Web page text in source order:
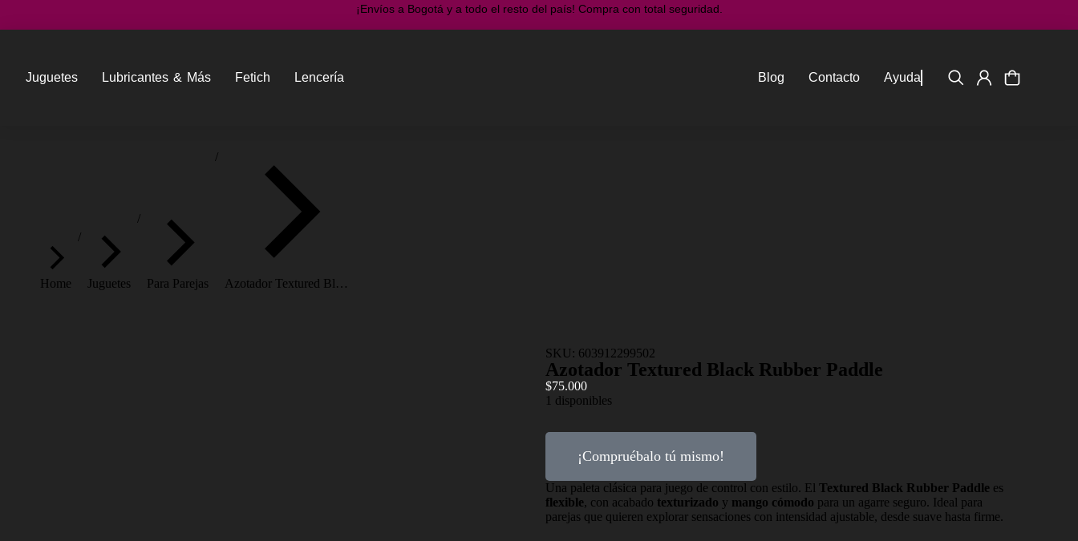
¡Envíos a Bogotá y a todo el resto del país! Compra con total seguridad.
Juguetes Lubricantes & Más Fetich Lencería Blog Contacto Ayuda
Home Juguetes Para Parejas Azotador Textured Bl…
SKU: 603912299502
Azotador Textured Black Rubber Paddle
$75.000
1 disponibles
¡Compruébalo tú mismo!
Una paleta clásica para juego de control con estilo. El Textured Black Rubber Paddle es
flexible, con acabado texturizado y mango cómodo para un agarre seguro. Ideal para
parejas que quieren explorar sensaciones con intensidad ajustable, desde suave hasta firme.